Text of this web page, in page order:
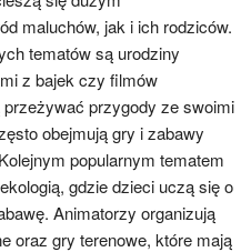
maluchów, jak i ich rodziców.
tematów są urodziny
z bajek czy filmów
przygody ze swoimi
obejmują gry i zabawy
popularnym tematem
gdzie dzieci uczą się o
Animatorzy organizują
oraz gry terenowe, które mają